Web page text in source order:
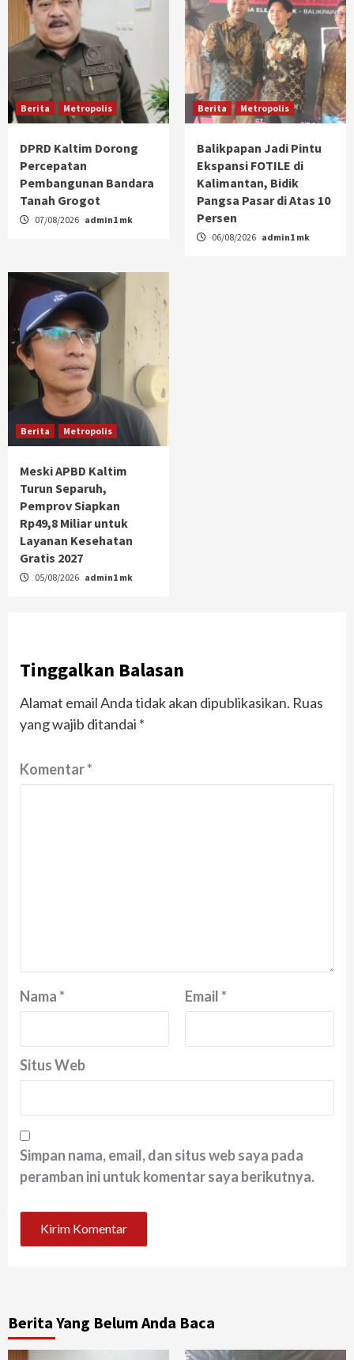
Berita Metropolis
DPRD Kaltim Dorong
Percepatan
Pembangunan Bandara
Tanah Grogot
07/08/2026 admin1 mk
Berita Metropolis
Balikpapan Jadi Pintu
Ekspansi FOTILE di
Kalimantan, Bidik
Pangsa Pasar di Atas 10
Persen
06/08/2026 admin1 mk
Berita Metropolis
Meski APBD Kaltim
Turun Separuh,
Pemprov Siapkan
Rp49,8 Miliar untuk
Layanan Kesehatan
Gratis 2027
05/08/2026 admin1 mk
Tinggalkan Balasan
Alamat email Anda tidak akan dipublikasikan. Ruas
yang wajib ditandai *
Komentar*
Nama* Email*
Situs Web
Simpan nama, email, dan situs web saya pada
peramban ini untuk komentar saya berikutnya.
Berita Yang Belum Anda Baca